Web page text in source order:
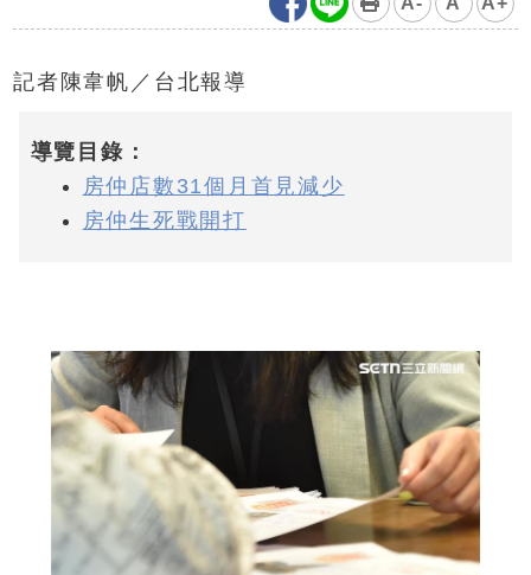
記者陳韋帆／台北報導
導覽目錄：
房仲店數31個月首見減少
房仲生死戰開打